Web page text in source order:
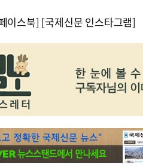
이스북] [국제신문 인스타그램]